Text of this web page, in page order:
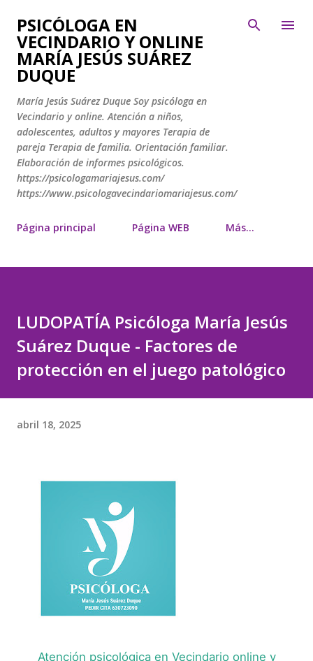
Ir al contenido principal
PSICÓLOGA EN
VECINDARIO Y ONLINE
MARÍA JESÚS SUÁREZ
DUQUE
María Jesús Suárez Duque Soy psicóloga en
Vecindario y online. Atención a niños,
adolescentes, adultos y mayores Terapia de
pareja Terapia de familia. Orientación familiar.
Elaboración de informes psicológicos.
https://psicologamariajesus.com/
https://www.psicologavecindariomariajesus.com/
Página principal Página WEB Más…
LUDOPATÍA Psicóloga María Jesús
Suárez Duque - Factores de
protección en el juego patológico
abril 18, 2025
Atención psicológica en Vecindario online y